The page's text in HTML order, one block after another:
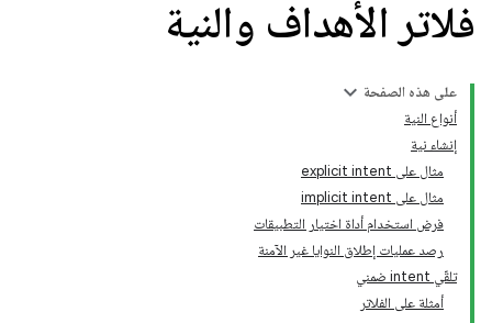
فلاتر الأهداف والنية
على هذه الصفحة
أنواع النية
إنشاء نية
مثال على explicit intent
مثال على implicit intent
فرض استخدام أداة اختيار التطبيقات
رصد عمليات إطلاق النوايا غير الآمنة
تلقّي intent ضمني
أمثلة على الفلاتر